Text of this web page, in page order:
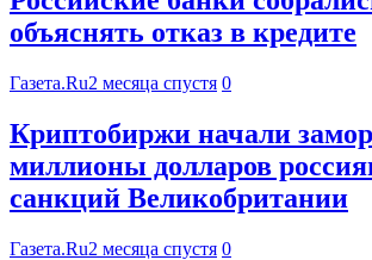
объяснять отказ в кредите
Газета.Ru2 месяца спустя 0
Криптобиржи начали
миллионы долларов
санкций Великобритании
Газета.Ru2 месяца спустя 0